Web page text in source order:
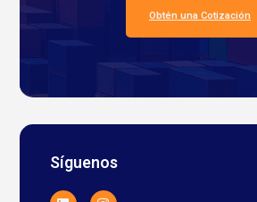
Obtén una Cotización
Síguenos